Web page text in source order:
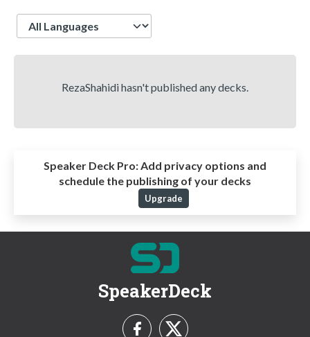
Language
RezaShahidi hasn't published any decks.
Speaker Deck Pro: Add privacy options and
schedule the publishing of your decks
Upgrade
SpeakerDeck